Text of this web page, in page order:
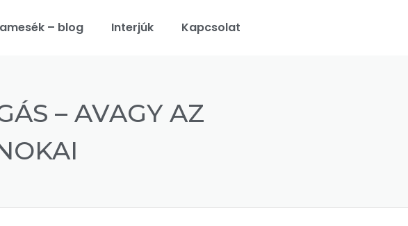
– blog Interjúk Kapcsolat
– AVAGY AZ